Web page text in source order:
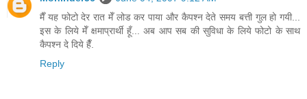
मैँ यह फोटो देर रात मेँ लोड कर पाया और कैपश्न देते समय बत्ती गुल हो गयी...
इस के लिये मेँ क्षमाप्रार्थी हूँ... अब आप सब की सुविधा के लिये फोटो के साथ
कैपश्न दे दिये हैँ.
Reply